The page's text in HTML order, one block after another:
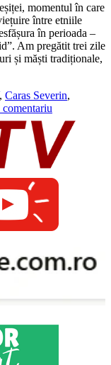
momentul în care
între etniile
în perioada –
Am pregătit trei zile
și măști tradiționale,
, Caras Severin,